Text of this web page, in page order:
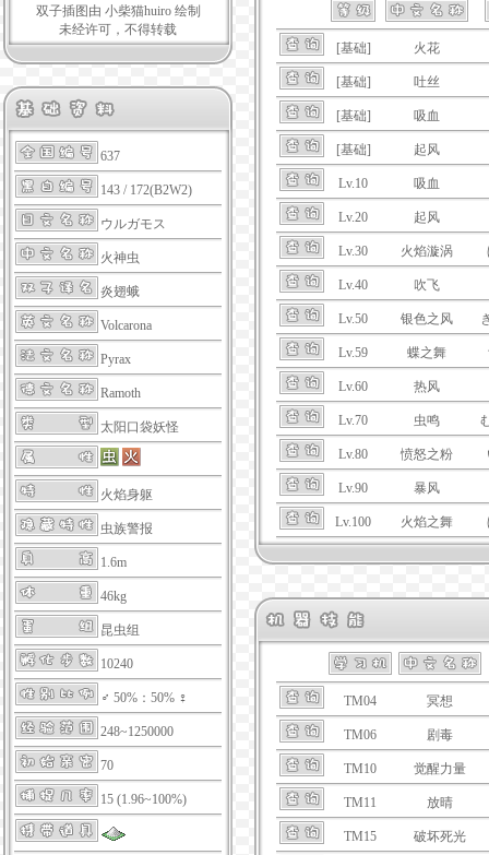
双子插图由 小柴猫huiro 绘制
未经许可，不得转载
637
143 / 172(B2W2)
ウルガモス
火神虫
炎翅蛾
Volcarona
Pyrax
Ramoth
太阳口袋妖怪
火焰身躯
虫族警报
1.6m
46kg
昆虫组
10240
♂ 50%：50% ♀
248~1250000
70
15 (1.96~100%)
[基础] 火花
[基础] 吐丝
[基础] 吸血
[基础] 起风
Lv.10 吸血
Lv.20 起风
Lv.30 火焰漩涡
Lv.40 吹飞
Lv.50 银色之风
Lv.59 蝶之舞
Lv.60 热风
Lv.70 虫鸣
Lv.80 愤怒之粉
Lv.90 暴风
Lv.100 火焰之舞
TM04 冥想
TM06 剧毒
TM10 觉醒力量
TM11 放晴
TM15 破坏死光